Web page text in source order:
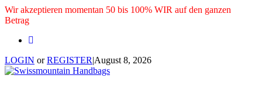
Wir akzeptieren momentan 50 bis 100% WIR auf den ganzen
Betrag
LOGIN orREGISTER|August 8, 2026